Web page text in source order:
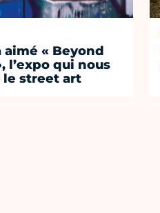
aimé « Beyond
l’expo qui nous
le street art